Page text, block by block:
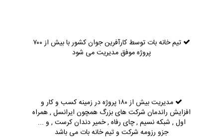
تیم خانه بات توسط کارآفرین جوان کشور با بیش از ۷۰۰
پروژه موفق مدیریت می شود
مدیریت بیش از ۱۸۰ پروژه در زمینه کسب و کار و
افزایش راندمان شرکت های بزرگ همچون ایرانسل , همراه
اول , شبکه نسیم , چای رفاه , خمیر دندان کرست , و ...
جزو رزومه شرکت و تیم خانه بات می باشد